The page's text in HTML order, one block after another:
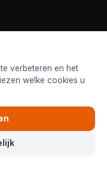
verbeteren en het
welke cookies u